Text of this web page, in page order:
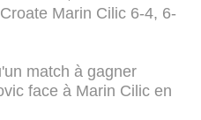
Marin Cilic 6-4, 6-
match à gagner
face à Marin Cilic en